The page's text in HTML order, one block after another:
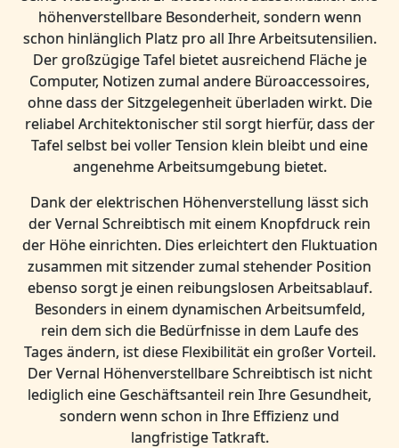
höhenverstellbare Besonderheit, sondern wenn
schon hinlänglich Platz pro all Ihre Arbeitsutensilien.
Der großzügige Tafel bietet ausreichend Fläche je
Computer, Notizen zumal andere Büroaccessoires,
ohne dass der Sitzgelegenheit überladen wirkt. Die
reliabel Architektonischer stil sorgt hierfür, dass der
Tafel selbst bei voller Tension klein bleibt und eine
angenehme Arbeitsumgebung bietet.
Dank der elektrischen Höhenverstellung lässt sich
der Vernal Schreibtisch mit einem Knopfdruck rein
der Höhe einrichten. Dies erleichtert den Fluktuation
zusammen mit sitzender zumal stehender Position
ebenso sorgt je einen reibungslosen Arbeitsablauf.
Besonders in einem dynamischen Arbeitsumfeld,
rein dem sich die Bedürfnisse in dem Laufe des
Tages ändern, ist diese Flexibilität ein großer Vorteil.
Der Vernal Höhenverstellbare Schreibtisch ist nicht
lediglich eine Geschäftsanteil rein Ihre Gesundheit,
sondern wenn schon in Ihre Effizienz und
langfristige Tatkraft.